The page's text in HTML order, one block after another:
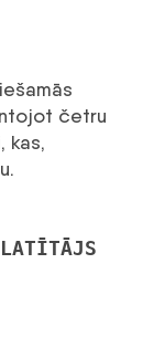
četru
kas,